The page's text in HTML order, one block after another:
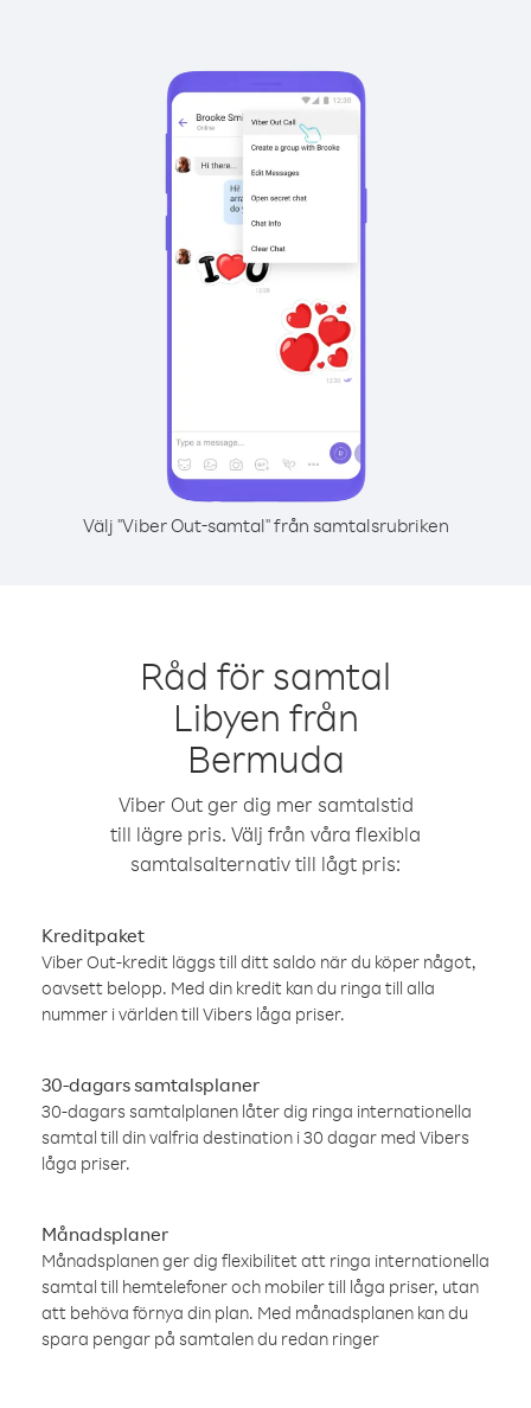
Välj "Viber Out-samtal" från samtalsrubriken
Råd för samtal
Libyen från
Bermuda
Viber Out ger dig mer samtalstid
till lägre pris. Välj från våra flexibla
samtalsalternativ till lågt pris:
Kreditpaket
Viber Out-kredit läggs till ditt saldo när du köper något,
oavsett belopp. Med din kredit kan du ringa till alla
nummer i världen till Vibers låga priser.
30-dagars samtalsplaner
30-dagars samtalplanen låter dig ringa internationella
samtal till din valfria destination i 30 dagar med Vibers
låga priser.
Månadsplaner
Månadsplanen ger dig flexibilitet att ringa internationella
samtal till hemtelefoner och mobiler till låga priser, utan
att behöva förnya din plan. Med månadsplanen kan du
spara pengar på samtalen du redan ringer